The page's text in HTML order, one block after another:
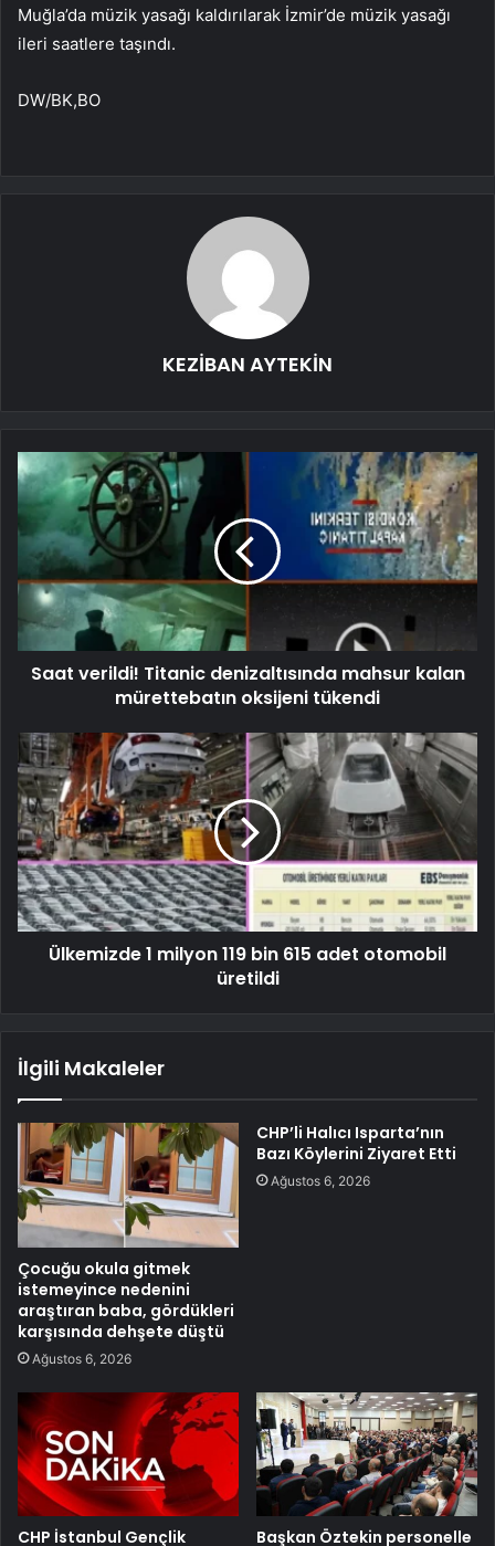
Muğla’da müzik yasağı kaldırılarak İzmir’de müzik yasağı
ileri saatlere taşındı.
DW/BK,BO
KEZİBAN AYTEKİN
Saat verildi! Titanic denizaltısında mahsur kalan
mürettebatın oksijeni tükendi
Ülkemizde 1 milyon 119 bin 615 adet otomobil
üretildi
İlgili Makaleler
Çocuğu okula gitmek
istemeyince nedenini
araştıran baba, gördükleri
karşısında dehşete düştü
Ağustos 6, 2026
CHP’li Halıcı Isparta’nın
Bazı Köylerini Ziyaret Etti
Ağustos 6, 2026
CHP İstanbul Gençlik Başkan Öztekin personelle